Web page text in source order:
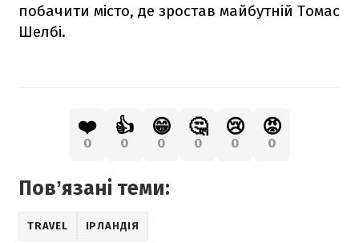
побачити місто, де зростав майбутній Томас
Шелбі.
❤️
0
👍
0
😁
0
🤔
0
😢
0
😡
0
Повʼязані теми:
TRAVEL ІРЛАНДІЯ